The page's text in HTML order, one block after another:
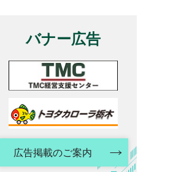
バナー広告
広告掲載のご案内